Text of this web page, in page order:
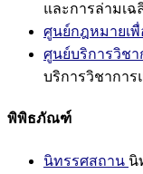
และการล่ามเฉ
ศูนย์กฎหมายเ
ศูนย์บริการวิช
บริการวิชากา
พิพิธภัณฑ์
นิทรรศสถาน นิ